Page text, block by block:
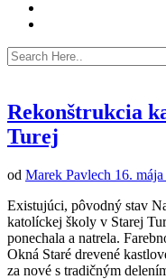
Rekonštrukcia
Turej
od Marek Pavlech 16.
Existujúci, pôvodný stav
katolíckej školy v Starej
ponechala a natrela.
Okná Staré drevené
za nové s tradičným